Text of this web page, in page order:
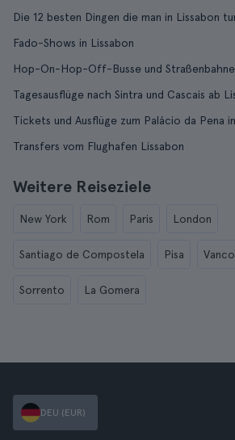
Die 12 besten Dingen die man in Lissabon
Fado-Shows in Lissabon
Hop-On-Hop-Off-Busse und
Tagesausflüge nach Sintra und Cascais ab
Tickets und Ausflüge zum Palácio da Pena
Transfers vom Flughafen Lissabon
Weitere Reiseziele
New York Rom Paris London
Santiago de Compostela Pisa
Sorrento La Gomera
DEU (EUR)